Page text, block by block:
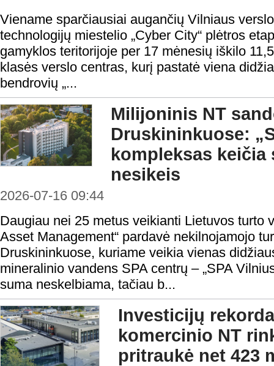
Viename sparčiausiai augančių Vilniaus
technologijų miestelio „Cyber City“ plėtros
gamyklos teritorijoje per 17 mėnesių iškilo
klasės verslo centras, kurį pastatė viena
bendrovių „...
Milijoninis NT
Druskininkuose:
kompleksas keičia
nesikeis
2026-07-16 09:44
Daugiau nei 25 metus veikianti Lietuvos turto
Asset Management“ pardavė nekilnojamojo
Druskininkuose, kuriame veikia vienas
mineralinio vandens SPA centrų – „SPA
suma neskelbiama, tačiau b...
Investicijų
komercinio NT
pritraukė net 423